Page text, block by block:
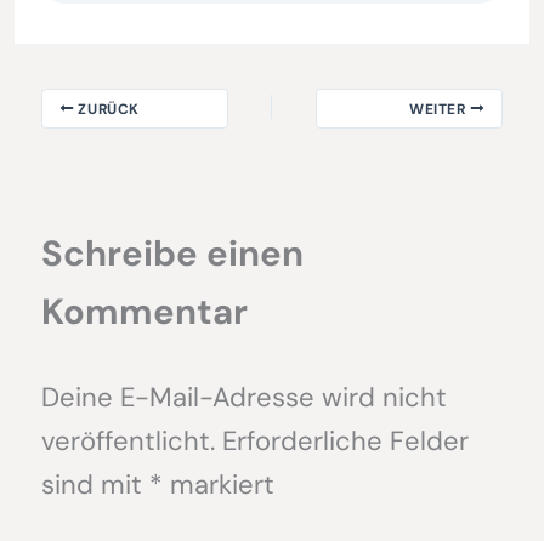
ZURÜCK WEITER
Schreibe einen
Kommentar
Deine E-Mail-Adresse wird nicht
veröffentlicht. Erforderliche Felder
sind mit * markiert